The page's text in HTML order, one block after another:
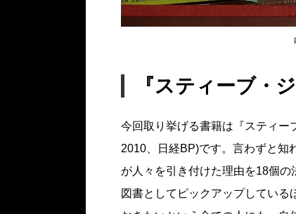
『スティーブ・
今回取り挙げる書籍は『スティー
2010、日経BP)です。言わずと知
が人々を引き付けた理由を18個
図書としてピックアップしてい